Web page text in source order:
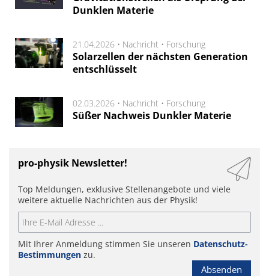
Dunklen Materie
21.04.2026 • Nachricht • Forschung
Solarzellen der nächsten Generation
entschlüsselt
02.03.2026 • Nachricht • Forschung
Süßer Nachweis Dunkler Materie
pro-physik Newsletter!
Top Meldungen, exklusive Stellenangebote und viele
weitere aktuelle Nachrichten aus der Physik!
Mit Ihrer Anmeldung stimmen Sie unseren Datenschutz-
Bestimmungen zu.
Absenden